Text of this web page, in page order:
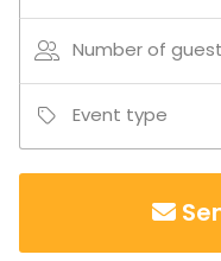
Number of
Event type